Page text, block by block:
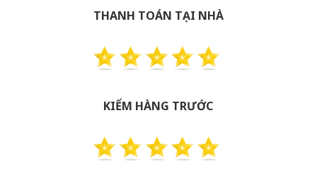
THANH TOÁN TẠI NHÀ
KIỂM HÀNG TRƯỚC